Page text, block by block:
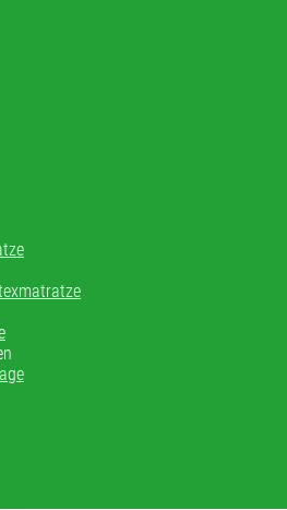
in
und
Relax 2000
Naturlatex